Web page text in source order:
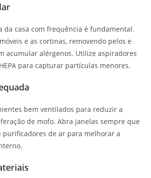
da casa com frequência é fundamental.
e as cortinas, removendo pelos e
acumular alérgenos. Utilize aspiradores
para capturar partículas menores.
bem ventilados para reduzir a
de mofo. Abra janelas sempre que
purificadores de ar para melhorar a